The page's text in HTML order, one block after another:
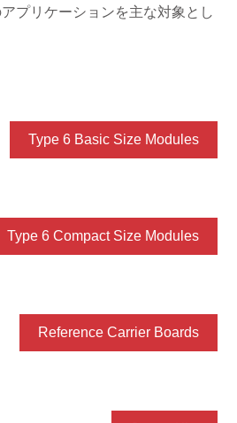
プリケーションを主な対象とし
Type 6 Basic Size Modules
Type 6 Compact Size Modules
Reference Carrier Boards